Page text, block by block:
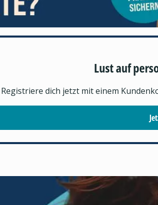
Lust auf
Registriere dich jetzt mit einem